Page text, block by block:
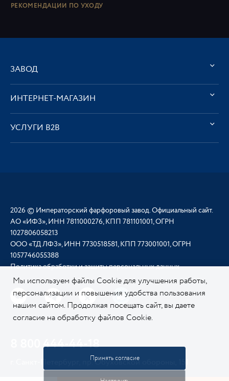
РЕКОМЕНДАЦИИ ПО УХОДУ
ЗАВОД
ИНТЕРНЕТ-МАГАЗИН
УСЛУГИ В2В
2026 © Императорский фарфоровый завод. Официальный сайт.
АО «ИФЗ», ИНН 7811000276, КПП 781101001, ОГРН
1027806058213
ООО «ТД ЛФЗ», ИНН 7730518581, КПП 773001001, ОГРН
1057746055388
Политика обработки и защиты персональных данных
8 800 444-44-18
г. Санкт-Петербург, пр. Обуховской обороны, 151
Мы используем файлы Cookie для улучшения работы,
персонализации и повышения удобства пользования
нашим сайтом. Продолжая посещать сайт, вы даете
согласие на обработку файлов Cookie.
Принять согласие